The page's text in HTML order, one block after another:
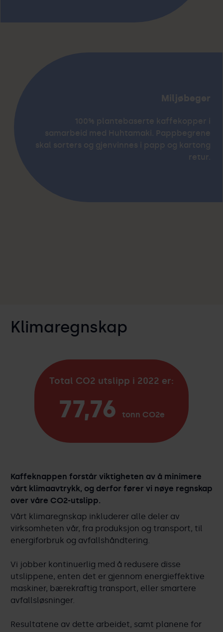
Miljøbeger
100% plantebaserte kaffekopper i
samarbeid med Huhtamaki. Pappbegrene
skal sorters og gjenvinnes i papp og kartong
retur.
Klimaregnskap
Total CO2 utslipp i 2022 er:
77,76 tonn CO2e
Kaffeknappen forstår viktigheten av å minimere
vårt klimaavtrykk, og derfor fører vi nøye regnskap
over våre CO2-utslipp.
Vårt klimaregnskap inkluderer alle deler av
virksomheten vår, fra produksjon og transport, til
energiforbruk og avfallshåndtering.
Vi jobber kontinuerlig med å redusere disse
utslippene, enten det er gjennom energieffektive
maskiner, bærekraftig transport, eller smartere
avfallsløsninger.
Resultatene av dette arbeidet, samt planene for